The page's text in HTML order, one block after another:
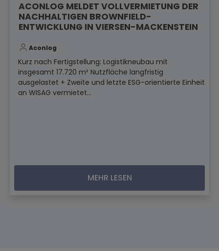
ACONLOG MELDET VOLLVERMIETUNG DER
NACHHALTIGEN BROWNFIELD-
ENTWICKLUNG IN VIERSEN-MACKENSTEIN
Aconlog
Kurz nach Fertigstellung: Logistikneubau mit
insgesamt 17.720 m² Nutzfläche langfristig
ausgelastet + Zweite und letzte ESG-orientierte Einheit
an WISAG vermietet...
MEHR LESEN